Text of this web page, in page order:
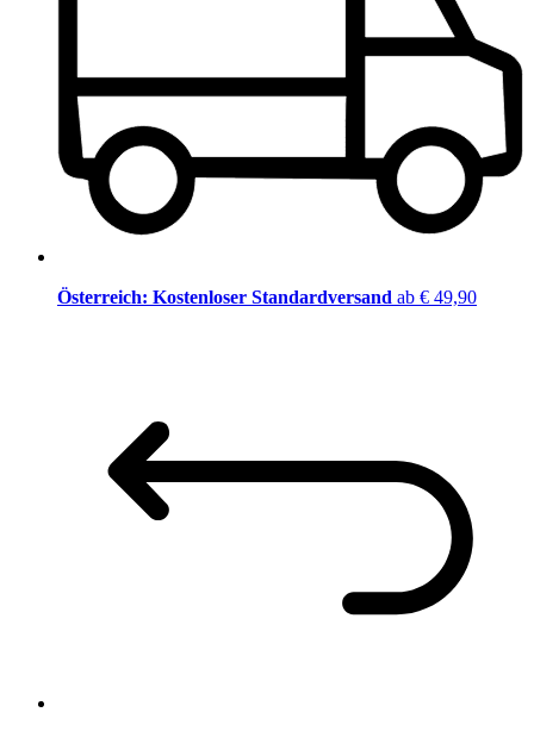
Österreich: Kostenloser Standardversand ab € 49,90